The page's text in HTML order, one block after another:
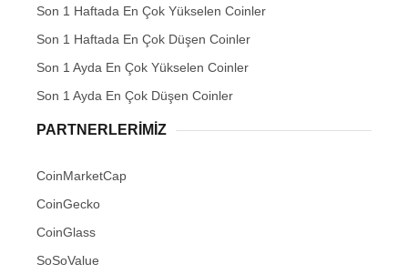
Son 1 Haftada En Çok Yükselen Coinler
Son 1 Haftada En Çok Düşen Coinler
Son 1 Ayda En Çok Yükselen Coinler
Son 1 Ayda En Çok Düşen Coinler
PARTNERLERIMIZ
CoinMarketCap
CoinGecko
CoinGlass
SoSoValue